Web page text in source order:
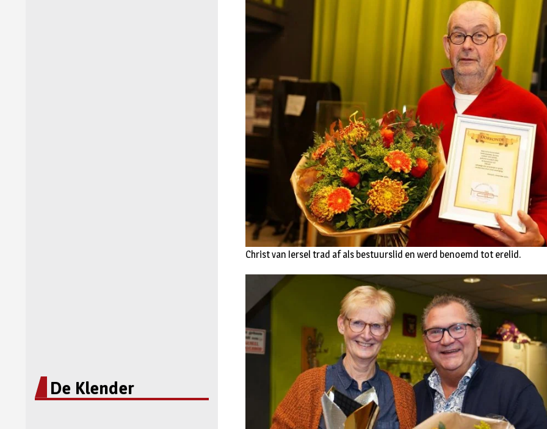
De Klender
Christ van Iersel trad af als bestuurslid en werd benoemd tot erelid.